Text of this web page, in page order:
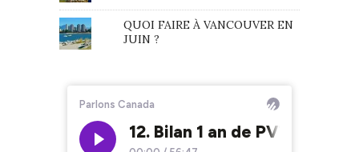
QUOI FAIRE À VANCOUVER EN
JUIN ?